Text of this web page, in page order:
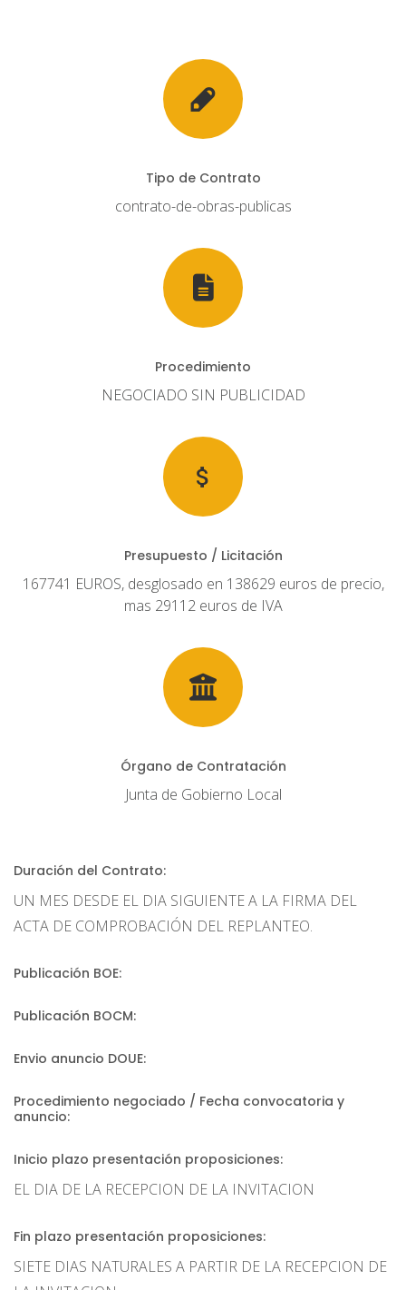
Tipo de Contrato
contrato-de-obras-publicas
Procedimiento
NEGOCIADO SIN PUBLICIDAD
Presupuesto / Licitación
167741 EUROS, desglosado en 138629 euros de precio,
mas 29112 euros de IVA
Órgano de Contratación
Junta de Gobierno Local
Duración del Contrato:
UN MES DESDE EL DIA SIGUIENTE A LA FIRMA DEL
ACTA DE COMPROBACIÓN DEL REPLANTEO.
Publicación BOE:
Publicación BOCM:
Envio anuncio DOUE:
Procedimiento negociado / Fecha convocatoria y
anuncio:
Inicio plazo presentación proposiciones:
EL DIA DE LA RECEPCION DE LA INVITACION
Fin plazo presentación proposiciones:
SIETE DIAS NATURALES A PARTIR DE LA RECEPCION DE